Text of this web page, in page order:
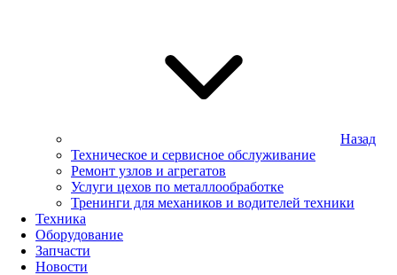
Назад
Техническое и сервисное обслуживание
Ремонт узлов и агрегатов
Услуги цехов по металлообработке
Тренинги для механиков и водителей техники
Техника
Оборудование
Запчасти
Новости